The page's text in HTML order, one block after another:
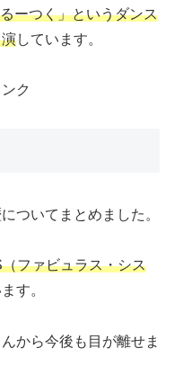
ーつく」というダンス
しています。
ク
ついてまとめました。
ファビュラス・シス
す。
から今後も目が離せま